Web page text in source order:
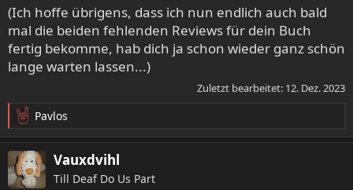
(Ich hoffe übrigens, dass ich nun endlich auch bald
mal die beiden fehlenden Reviews für dein Buch
fertig bekomme, hab dich ja schon wieder ganz schön
lange warten lassen...)
Zuletzt bearbeitet: 12. Dez. 2023
R
e
a
k
t
Pavlos
Vauxdvihl
Till Deaf Do Us Part